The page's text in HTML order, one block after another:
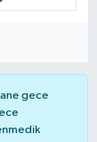
gece